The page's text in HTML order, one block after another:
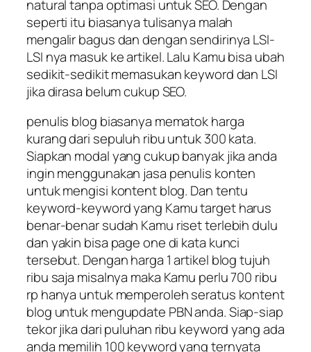
natural tanpa optimasi untuk SEO. Dengan
seperti itu biasanya tulisanya malah
mengalir bagus dan dengan sendirinya LSI-
LSI nya masuk ke artikel. Lalu Kamu bisa ubah
sedikit-sedikit memasukan keyword dan LSI
jika dirasa belum cukup SEO.
penulis blog biasanya mematok harga
kurang dari sepuluh ribu untuk 300 kata.
Siapkan modal yang cukup banyak jika anda
ingin menggunakan jasa penulis konten
untuk mengisi kontent blog. Dan tentu
keyword-keyword yang Kamu target harus
benar-benar sudah Kamu riset terlebih dulu
dan yakin bisa page one di kata kunci
tersebut. Dengan harga 1 artikel blog tujuh
ribu saja misalnya maka Kamu perlu 700 ribu
rp hanya untuk memperoleh seratus kontent
blog untuk mengupdate PBN anda. Siap-siap
tekor jika dari puluhan ribu keyword yang ada
anda memilih 100 keyword yang ternyata